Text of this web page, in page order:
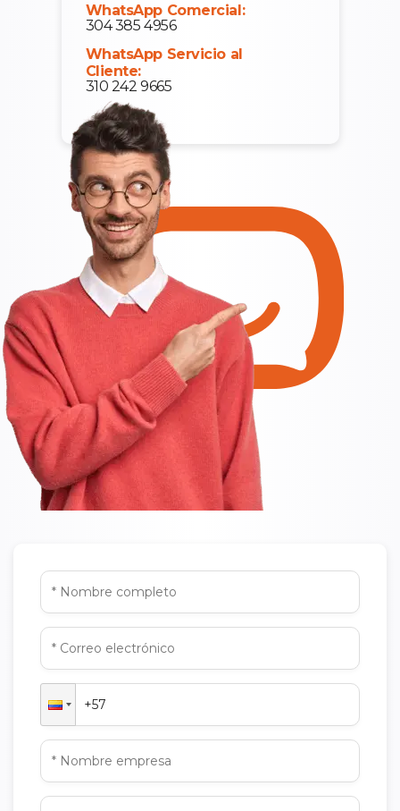
WhatsApp Comercial:
304 385 4956
WhatsApp Servicio al
Cliente:
310 242 9665